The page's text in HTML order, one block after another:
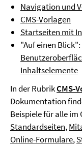
Navigation und
CMS-Vorlagen
Startseiten mit
"Auf einen Blick":
Inhaltselemente
In der RubrikCMS-
Dokumentation
Beispiele für alle im
Standardseiten,
Online-Formulare,